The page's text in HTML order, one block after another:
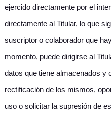
ejercido directamente por el
directamente al Titular, lo que
suscriptor o colaborador que
momento, puede dirigirse al
datos que tiene almacenados y
rectificación de los mismos,
uso o solicitar la supresión de